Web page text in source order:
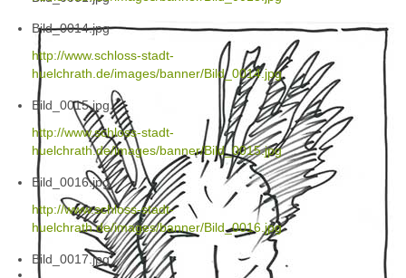
Bild_0014.jpg
http://www.schloss-stadt-
huelchrath.de/images/banner/Bild_0014.jpg
Bild_0015.jpg
http://www.schloss-stadt-
huelchrath.de/images/banner/Bild_0015.jpg
Bild_0016.jpg
http://www.schloss-stadt-
huelchrath.de/images/banner/Bild_0016.jpg
Bild_0017.jpg